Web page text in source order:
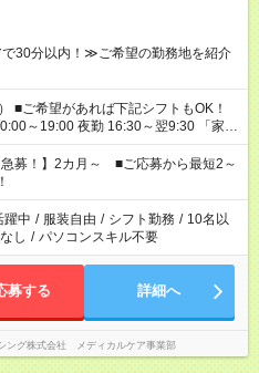
30分以内！≫ご希望の勤務地を紹介
～19:00 夜勤 16:30～翌9:30 「家族
裕を持って夕飯の準備がしたい」
ない」 など、ご希望を教えてください
務時間。 合計で週40時間を超える場
急募！】2カ月～ ■ご応募から最短2～
躍中 / 服装自由 / シフト勤務 / 10名以
し / パソコンスキル不要
募する 詳細へ
ング株式会社 メディカルケア事業部